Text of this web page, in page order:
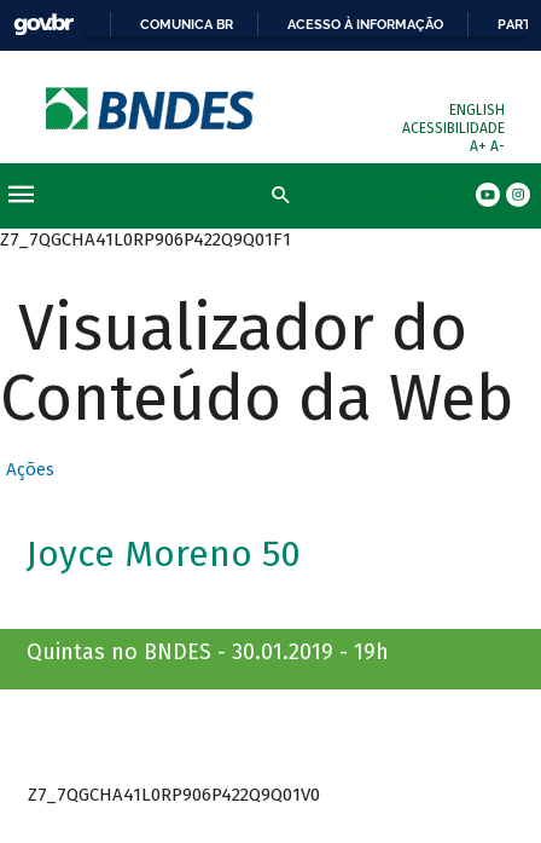
COMUNICA BR ACESSO À INFORMAÇÃO
ENGLISH
ACESSIBILIDADE
A+ A-
Z7_7QGCHA41L0RP906P422Q9Q01F1
Visualizador do
Conteúdo da Web
Ações
Joyce Moreno 50
Quintas no BNDES - 30.01.2019 - 19h
Z7_7QGCHA41L0RP906P422Q9Q01V0